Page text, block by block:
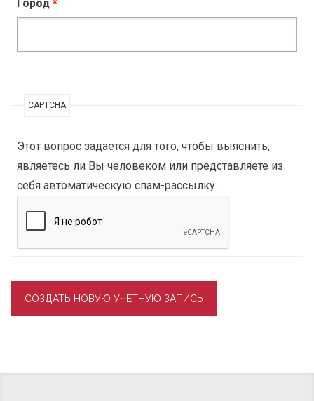
Город *
CAPTCHA
Этот вопрос задается для того, чтобы выяснить,
являетесь ли Вы человеком или представляете из
себя автоматическую спам-рассылку.